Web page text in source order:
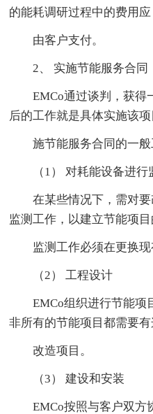
的能耗调研过程中的费用应
由客户支付。
2、 实施节能服务合同
EMCo通过谈判，获得
后的工作就是具体实施该
施节能服务合同的一般
（1） 对耗能设备进行
在某些情况下，需对
监测工作，以建立节能项
监测工作必须在更换
（2） 工程设计
EMCo组织进行节能项
非所有的节能项目都需要
改造项目。
（3） 建设和安装
EMCo按照与客户双方